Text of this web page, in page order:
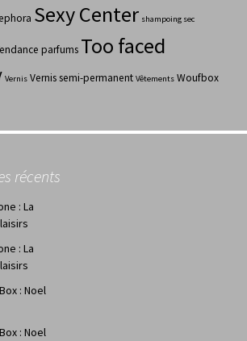
Sexy Center shampoing sec
parfums Too faced
Vernis Vernis semi-permanent Vêtements Woufbox
récents
: La
: La
: Noel
: Noel